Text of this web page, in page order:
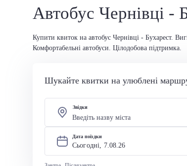
Автобус Чернівці -
Купити квиток на автобус Чернівці - Бухарест.
Комфортабельні автобуси. Цілодобова підтримка.
Шукайте квитки на улюблені
Звідки
Дата поїздки
Сьогодні, 7.08.26